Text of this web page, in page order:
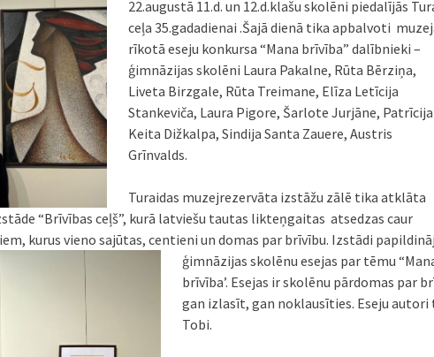
22.augustā 11.d. un 12.d.klašu skolēni piedalījās
ceļa 35.gadadienai .Šajā dienā tika apbalvoti
rīkotā eseju konkursa “Mana brīvība” dalībnieki –
ģimnāzijas skolēni Laura Pakalne, Rūta Bērziņa,
Liveta Birzgale, Rūta Treimane, Elīza Letīcija
Stankeviča, Laura Pigore, Šarlote Jurjāne, Patrīcija
Keita Dižkalpa, Sindija Santa Zauere, Austris
Grīnvalds.
Turaidas muzejrezervāta izstāžu zālē tika atklāta
“Brīvības ceļš”, kurā latviešu tautas likteņgaitas atsedzas caur
kurus vieno sajūtas, centieni un domas par brīvību. Izstādi
ģimnāzijas skolēnu esejas par tēmu
brīvība’. Esejas ir skolēnu pārdomas par
gan izlasīt, gan noklausīties. Eseju
Tobi.